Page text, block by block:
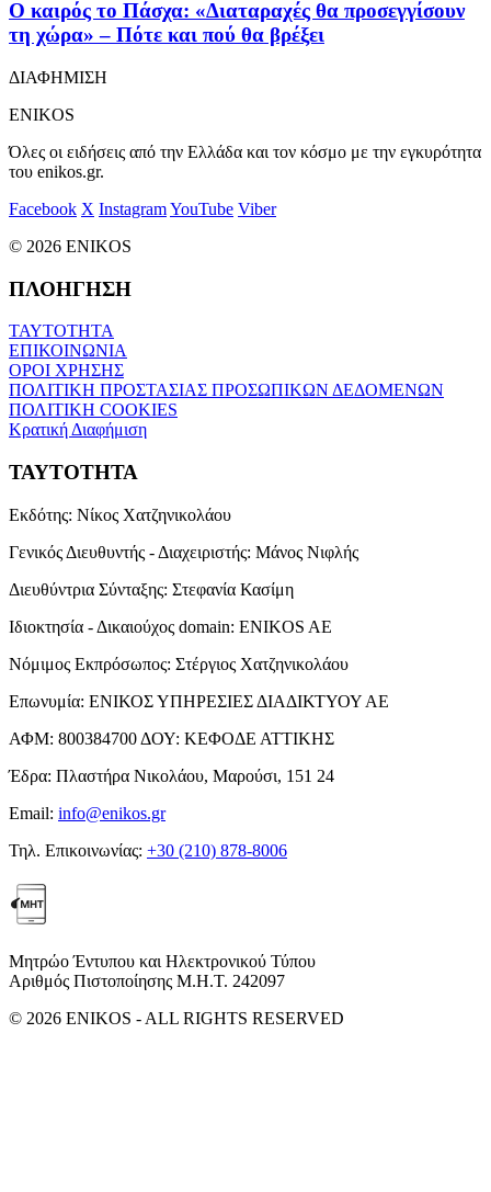
Ο καιρός τo Πάσχα: «Διαταραχές θα προσεγγίσουν
τη χώρα» – Πότε και πού θα βρέξει
ΔΙΑΦΗΜΙΣΗ
ENIKOS
Όλες οι ειδήσεις από την Ελλάδα και τον κόσμο με την εγκυρότητα
του enikos.gr.
Facebook X InstagramYouTube Viber
© 2026 ENIKOS
ΠΛΟΗΓΗΣΗ
ΤΑΥΤΟΤΗΤΑ
ΕΠΙΚΟΙΝΩΝΙΑ
ΟΡΟΙ ΧΡΗΣΗΣ
ΠΟΛΙΤΙΚΗ ΠΡΟΣΤΑΣΙΑΣ ΠΡΟΣΩΠΙΚΩΝ ΔΕΔΟΜΕΝΩΝ
ΠΟΛΙΤΙΚΗ COOKIES
Κρατική Διαφήμιση
ΤΑΥΤΟΤΗΤΑ
Εκδότης: Νίκος Χατζηνικολάου
Γενικός Διευθυντής - Διαχειριστής: Μάνος Νιφλής
Διευθύντρια Σύνταξης: Στεφανία Κασίμη
Ιδιοκτησία - Δικαιούχος domain: ENIKOS AE
Νόμιμος Εκπρόσωπος: Στέργιος Χατζηνικολάου
Επωνυμία: ΕΝΙΚΟΣ ΥΠΗΡΕΣΙΕΣ ΔΙΑΔΙΚΤΥΟΥ ΑΕ
ΑΦΜ: 800384700 ΔΟΥ: ΚΕΦΟΔΕ ΑΤΤΙΚΗΣ
Έδρα: Πλαστήρα Νικολάου, Μαρούσι, 151 24
Email: info@enikos.gr
Τηλ. Επικοινωνίας: +30 (210) 878-8006
Μητρώο Έντυπου και Ηλεκτρονικού Τύπου
Αριθμός Πιστοποίησης Μ.Η.Τ. 242097
© 2026 ENIKOS - ALL RIGHTS RESERVED